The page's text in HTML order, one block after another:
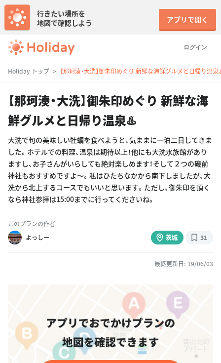
ログイン
行きたい場所を
地図で確認しよう
アプリで開く
Holiday トップ 【那珂湊・大洗】御朱印めぐり 新鮮な海鮮グルメと日帰り温
【那珂湊・大洗】御朱印めぐり 新鮮な海
鮮グルメと日帰り温泉♨️
大洗で旬の美味しい牡蠣を食べようと、気ままに一泊二日してきま
した。ホテルでの料理、温泉は期待以上！他にも大洗水族館があり
ますし、お子さんがいらしても絶対楽しめます！そして２つの磯前
神社もおすすめですよ〜。私はひたちなかから南下しましたが、大
洗から北上するコースでもいいと思います。ただし、御朱印を頂く
なら神社参拝は15:00までに行ってくださいね。
このプランの作者
よっしー
茨城 31
最終更新日: 19/06/03